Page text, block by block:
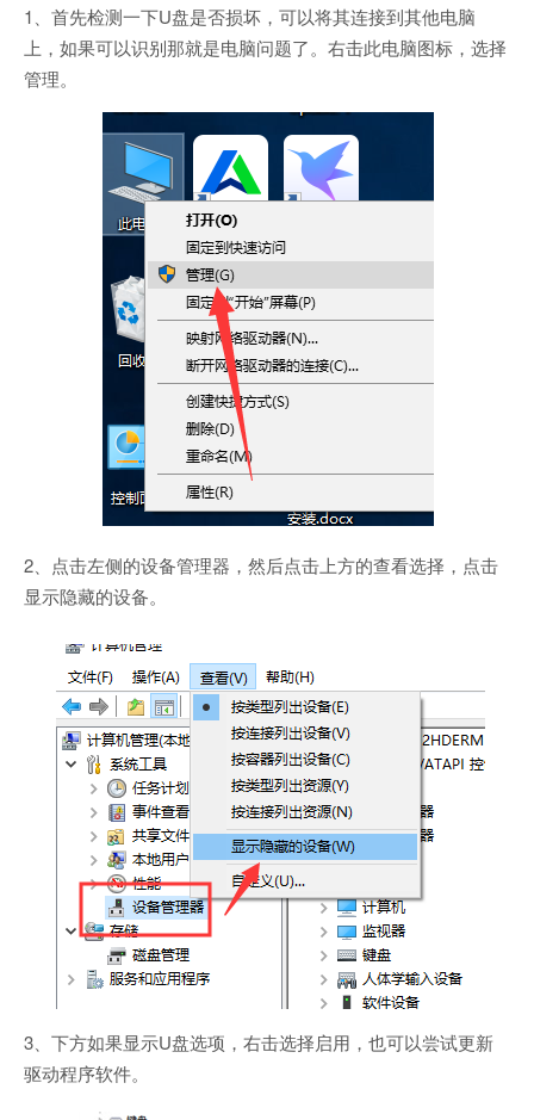
1、首先检测一下U盘是否损坏，可以将其连接到其他电脑
上，如果可以识别那就是电脑问题了。右击此电脑图标，选择
管理。
2、点击左侧的设备管理器，然后点击上方的查看选择，点击
显示隐藏的设备。
3、下方如果显示U盘选项，右击选择启用，也可以尝试更新
驱动程序软件。